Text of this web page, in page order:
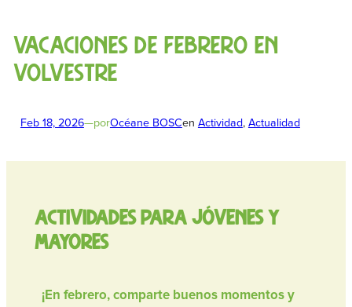
Vacaciones de febrero en
Volvestre
Feb 18, 2026—porOcéane BOSCen Actividad, Actualidad
Actividades para jóvenes y
mayores
¡En febrero, comparte buenos momentos y